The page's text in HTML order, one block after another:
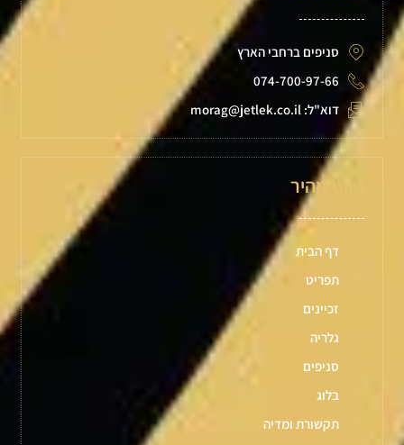
סניפים ברחבי הארץ
074-700-97-66
דוא"ל: morag@jetlek.co.il
ניווט מהיר
דף הבית
תפריט
זכיינים
גלריה
סניפים
בלוג
תקשורת ומדיה